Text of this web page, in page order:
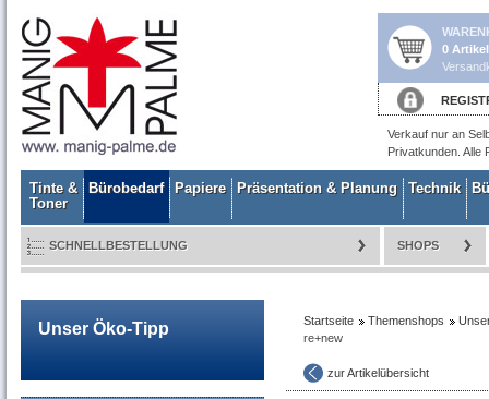
0
Verkauf nur an
Privatkunden. Alle
Tinte &
Toner
Bürobedarf Papiere Präsentation & Planung Technik
SCHNELLBESTELLUNG SHOPS
Unser Öko-Tipp Startseite Themenshops
re+new
zur Artikelübersicht